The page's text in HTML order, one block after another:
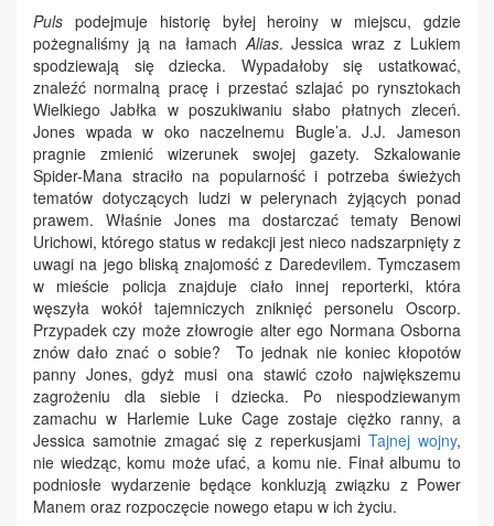
Puls podejmuje historię byłej heroiny w miejscu, gdzie
pożegnaliśmy ją na łamach Alias. Jessica wraz z Lukiem
spodziewają się dziecka. Wypadałoby się ustatkować,
znaleźć normalną pracę i przestać szlajać po rynsztokach
Wielkiego Jabłka w poszukiwaniu słabo płatnych zleceń.
Jones wpada w oko naczelnemu Bugle’a. J.J. Jameson
pragnie zmienić wizerunek swojej gazety. Szkalowanie
Spider-Mana straciło na popularność i potrzeba świeżych
tematów dotyczących ludzi w pelerynach żyjących ponad
prawem. Właśnie Jones ma dostarczać tematy Benowi
Urichowi, którego status w redakcji jest nieco nadszarpnięty z
uwagi na jego bliską znajomość z Daredevilem. Tymczasem
w mieście policja znajduje ciało innej reporterki, która
węszyła wokół tajemniczych zniknięć personelu Oscorp.
Przypadek czy może złowrogie alter ego Normana Osborna
znów dało znać o sobie? To jednak nie koniec kłopotów
panny Jones, gdyż musi ona stawić czoło największemu
zagrożeniu dla siebie i dziecka. Po niespodziewanym
zamachu w Harlemie Luke Cage zostaje ciężko ranny, a
Jessica samotnie zmagać się z reperkusjami Tajnej wojny,
nie wiedząc, komu może ufać, a komu nie. Finał albumu to
podniosłe wydarzenie będące konkluzją związku z Power
Manem oraz rozpoczęcie nowego etapu w ich życiu.